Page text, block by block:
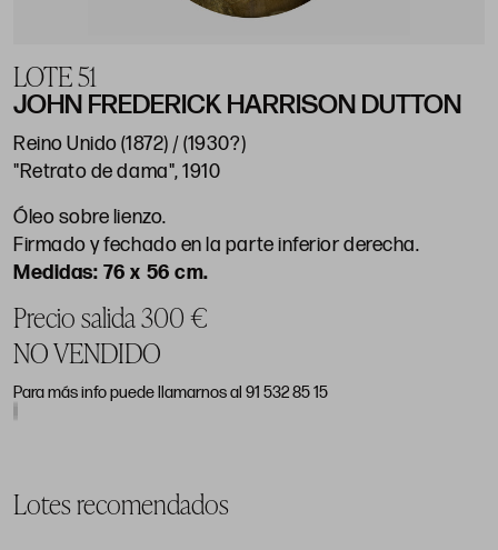
LOTE 51
JOHN FREDERICK HARRISON DUTTON
Reino Unido (1872) / (1930?)
"Retrato de dama", 1910
Óleo sobre lienzo.
Firmado y fechado en la parte inferior derecha.
76 x 56 cm.
Precio salida 300 €
NO VENDIDO
Para más info puede llamarnos al 91 532 85 15
Lotes recomendados